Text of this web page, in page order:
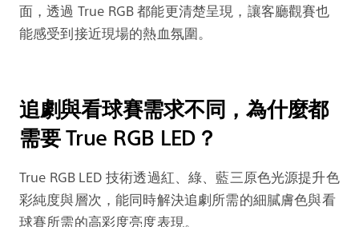
面，透過 True RGB 都能更清楚呈現，讓客廳觀賽也
能感受到接近現場的熱血氛圍。
追劇與看球賽需求不同，為什麼都
需要 True RGB LED？
True RGB LED 技術透過紅、綠、藍三原色光源提升色
彩純度與層次，能同時解決追劇所需的細膩膚色與看
球賽所需的高彩度亮度表現。